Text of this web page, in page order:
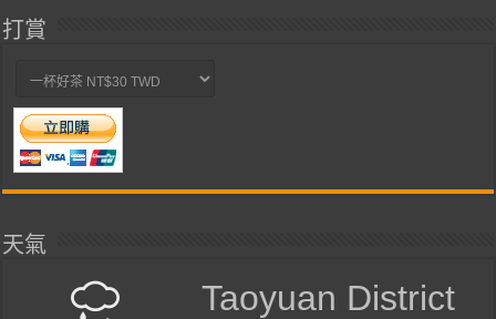
打賞
天氣
Taoyuan District